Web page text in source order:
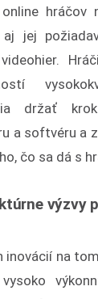
hráčov
jej
držať
a softvéru a
čo sa dá s
výzvy
inovácií na